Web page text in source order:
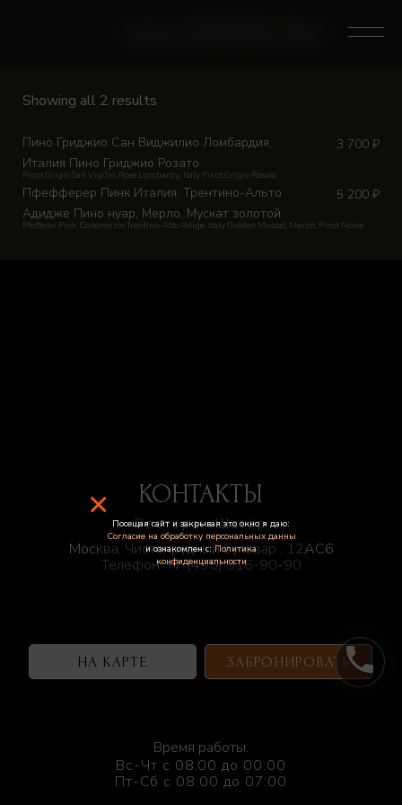
phone
Showing all 2 results
Пино Гриджио Сан Виджилио Ломбардия,
Италия Пино Гриджио Розато
3 700 ₽
Pinot Grigio San Vigilio, Rose Lombardy, Italy Pinot Grigio Rosato
Пфефферер Пинк Италия, Трентино-Альто
Адидже Пино нуар, Мерло, Мускат золотой
5 200 ₽
Pfefferer Pink, Colterenzio Trentino-Alto Adige, Italy Golden Muscat, Merlot, Pinot Noire
НА КАРТЕ ЗАБРОНИРОВАТЬ
КОНТАКТЫ
Ресторан Шатёр
Москва, Чистопрудный бульвар , 12АС6
Телефон:+7 (495) 916-90-90
Время работы:
Вс-Чт с 08:00 до 00:00
Пт-Сб с 08:00 до 07:00
Посещая сайт и закрывая это окно я даю:
Согласие на обработку персональных данны
и ознакомлен с:Политика
конфиденциальности
×